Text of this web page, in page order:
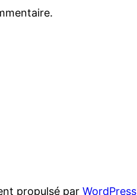
propulsé parWordPress